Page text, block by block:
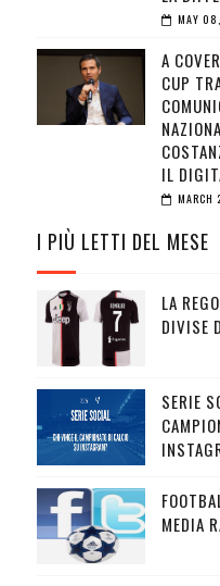
MAY
A
CUP
IL
MARCH
I PIÙ LETTI DEL MESE
LA
DIVISE
SERIE
MEDIA